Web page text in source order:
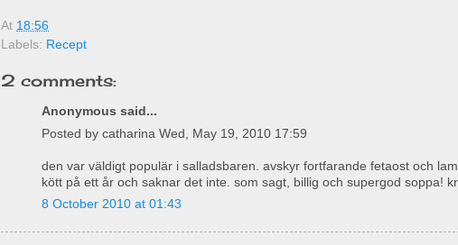
At 18:56
Labels: Recept
2 comments:
Anonymous said...
Posted by catharina Wed, May 19, 2010 17:59
den var väldigt populär i salladsbaren. avskyr fortfarande fetaost och
kött på ett år och saknar det inte. som sagt, billig och supergod soppa!
8 October 2010 at 01:43